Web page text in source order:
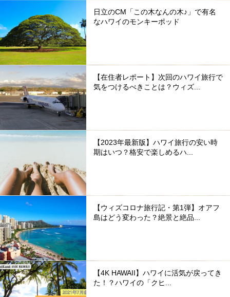
日立のCM「この木なんの木♪」で有名
なハワイのモンキーポッド
【在住者レポート】次回のハワイ旅行で
気をつけるべきことは？ウィズ...
【2023年最新版】ハワイ旅行の安い時
期はいつ？格安で楽しめるハ...
【ウィズコロナ旅行記・第1弾】オアフ
島はどう変わった？絶景と絶品...
【4K HAWAII】ハワイに活気が戻ってき
た！？ハワイの「クヒ...